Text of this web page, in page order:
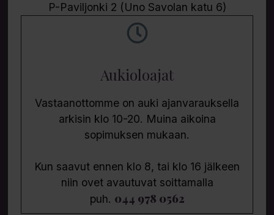
P-Paviljonki 2 (Uno Savolan katu 6)
Aukioloajat
Vastaanottomme on auki ajanvarauksella
arkisin klo 10-20. Muina aikoina
sopimuksen mukaan.
Kun saavut ennen klo 8, tai klo 16 jälkeen
niin ovet avautuvat soittamalla
puh. 044 978 0562